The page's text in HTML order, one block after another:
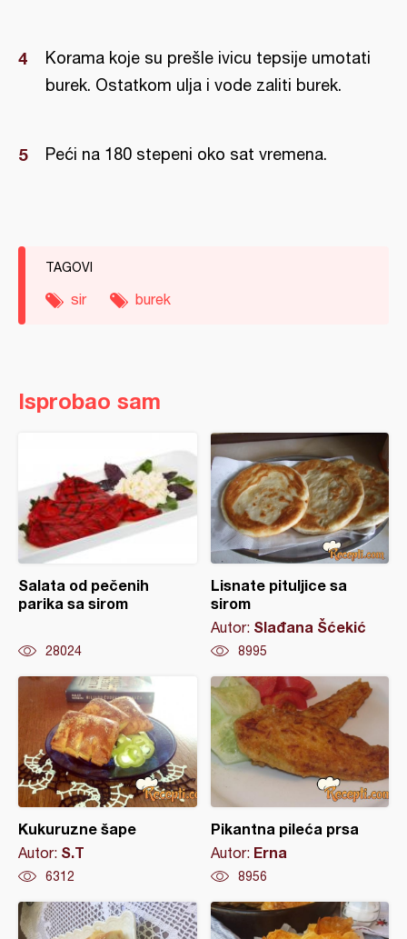
Korama koje su prešle ivicu tepsije umotati
burek. Ostatkom ulja i vode zaliti burek.
Peći na 180 stepeni oko sat vremena.
TAGOVI
sir burek
Isprobao sam
Salata od pečenih
parika sa sirom
28024
Lisnate pituljice sa
sirom
Autor: Slađana Šćekić
8995
Kukuruzne šape
Autor: S.T
6312
Pikantna pileća prsa
Autor: Erna
8956